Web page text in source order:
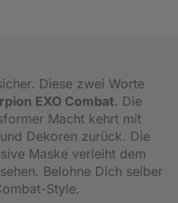
Diese zwei Worte
EXO Combat. Die
Macht kehrt mit
Dekoren zurück. Die
Maske verleiht dem
Belohne Dich selber
Style.